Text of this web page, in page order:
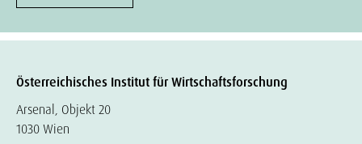
Österreichisches Institut für Wirtschaftsforschung
Arsenal, Objekt 20
1030 Wien